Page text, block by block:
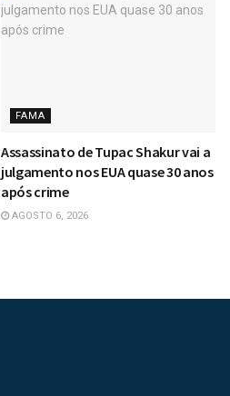
FAMA
Assassinato de Tupac Shakur vai a
julgamento nos EUA quase 30 anos
após crime
AGOSTO 6, 2026